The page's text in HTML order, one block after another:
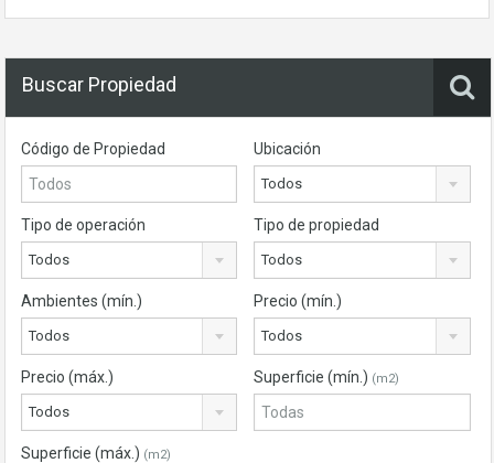
Buscar Propiedad
Código de Propiedad Ubicación
Todos
Tipo de operación
Todos
Tipo de propiedad
Todos
Ambientes (mín.)
Todos
Precio (mín.)
Todos
Precio (máx.)
Todos
Superficie (mín.) (m2)
Superficie (máx.) (m2)